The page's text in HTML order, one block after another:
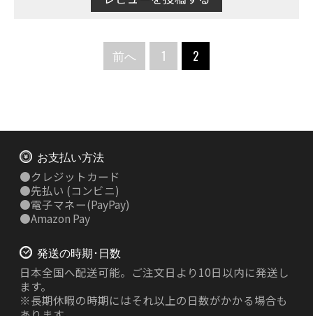
前へ 1 2
お支払い方法
●クレジットカード
●先払い (コンビニ)
●電子マネー(PayPay)
●Amazon Pay
発送の時期･日数
日本全国へ配送可能。ご注文日より10日以内に発送し
ます。
※長期休暇の時期にはそれ以上の日数がかかる場合も